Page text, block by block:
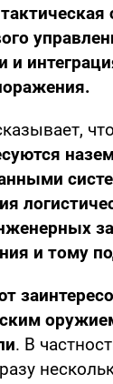
и
что
и тому
. В